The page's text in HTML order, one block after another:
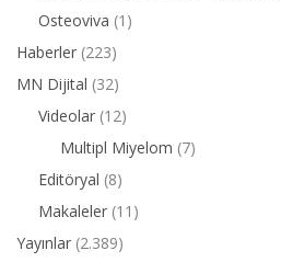
Osteoviva (1)
Haberler (223)
MN Dijital (32)
Videolar (12)
Multipl Miyelom (7)
Editöryal (8)
Makaleler (11)
Yayınlar (2.389)